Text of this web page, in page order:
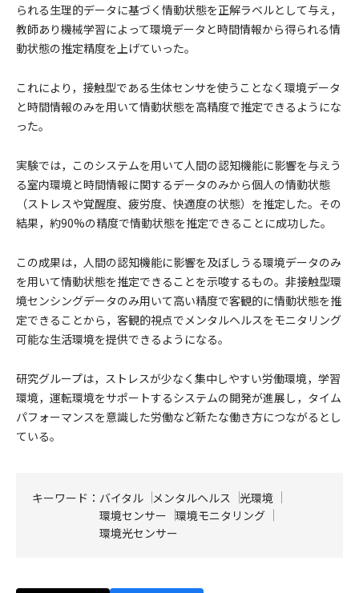
られる⽣理的データに基づく情動状態を正解ラベルとして与え，
教師あり機械学習によって環境データと時間情報から得られる情
動状態の推定精度を上げていった。
これにより，接触型である⽣体センサを使うことなく環境データ
と時間情報のみを⽤いて情動状態を⾼精度で推定できるようにな
った。
実験では，このシステムを⽤いて⼈間の認知機能に影響を与えう
る室内環境と時間情報に関するデータのみから個⼈の情動状態
（ストレスや覚醒度、疲労度、快適度の状態）を推定した。その
結果，約90%の精度で情動状態を推定できることに成功した。
この成果は，⼈間の認知機能に影響を及ぼしうる環境データのみ
を⽤いて情動状態を推定できることを⽰唆するもの。⾮接触型環
境センシングデータのみ⽤いて⾼い精度で客観的に情動状態を推
定できることから，客観的視点でメンタルヘルスをモニタリング
可能な⽣活環境を提供できるようになる。
研究グループは，ストレスが少なく集中しやすい労働環境，学習
環境，運転環境をサポートするシステムの開発が進展し，タイム
パフォーマンスを意識した労働など新たな働き⽅につながるとし
ている。
キーワード： バイタル メンタルヘルス
光環境
環境センサー 環境モニタリング
環境光センサー